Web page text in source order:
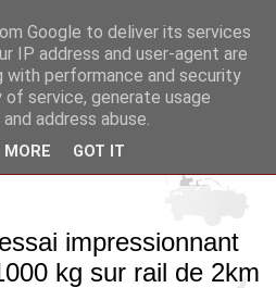
stratégique
impressionnant
kg sur rail de 2km
Google to deliver its services
IP address and user-agent are
with performance and security
service, generate usage
address abuse.
MORE GOT IT